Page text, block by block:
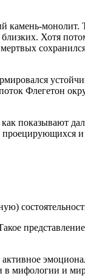
монолит.
Хотя
Флегетон
показывают
проецирующихся
в мифологии и